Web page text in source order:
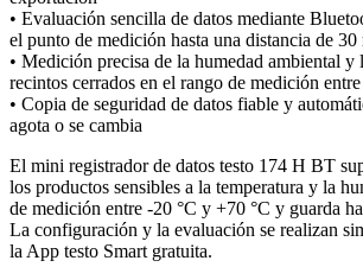
• Evaluación sencilla de datos mediante
el punto de medición hasta una distancia de 30
• Medición precisa de la humedad ambiental y
recintos cerrados en el rango de medición
• Copia de seguridad de datos fiable y
agota o se cambia
El mini registrador de datos testo 174 H BT
los productos sensibles a la temperatura y la
de medición entre -20 °C y +70 °C y guarda
La configuración y la evaluación se realizan
la App testo Smart gratuita.